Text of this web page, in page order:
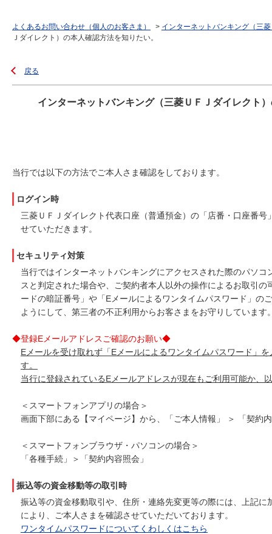
よくあるお問い合わせ（個人のお客さま） > インターネットバンキング（三
Ｊダイレクト）の本人確認方法を知りたい。
戻る
インターネットバンキング（三菱ＵＦＪダイレクト
当行では以下の方法でご本人さま確認をしております。
ログイン時
三菱ＵＦＪダイレクト代表口座（普通預金）の「店番・口座番
せていただきます。
セキュリティ対策
当行ではインターネットバンキングにアクセスされた際のパソ
スと判定された場合や、ご契約者本人以外の操作によるお取引
ードの暗証番号」や「Eメールによるワンタイムパスワード」の
ようにして、第三者の不正利用からお客さまをお守りしています
◆登録Eメールアドレスご確認のお願い◆
Eメールを受け取れず「Eメールによるワンタイムパスワード」
す。
当行に登録されているEメールアドレスが現在もご利用可能か、
＜スマートフォンアプリの場合＞
画面下部にある【マイページ】から、「ご本人情報」 ＞ 「契約
＜スマートフォンブラウザ・パソコンの場合＞
「各種手続」＞「契約内容照会」
振込等の資金移動等の取引時
振込等の資金移動取引や、住所・連絡先変更等の際には、上記
により、ご本人さまを確認させていただいております。
ワンタイムパスワードについてくわしくはこちら